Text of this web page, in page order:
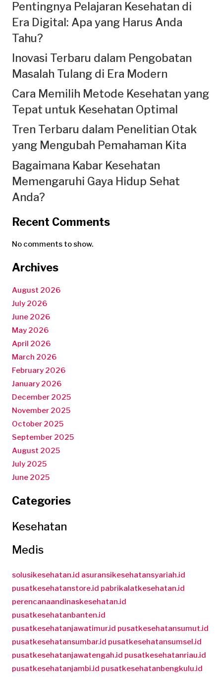
Pentingnya Pelajaran Kesehatan di
Era Digital: Apa yang Harus Anda
Tahu?
Inovasi Terbaru dalam Pengobatan
Masalah Tulang di Era Modern
Cara Memilih Metode Kesehatan yang
Tepat untuk Kesehatan Optimal
Tren Terbaru dalam Penelitian Otak
yang Mengubah Pemahaman Kita
Bagaimana Kabar Kesehatan
Memengaruhi Gaya Hidup Sehat
Anda?
Recent Comments
No comments to show.
Archives
August 2026
July 2026
June 2026
May 2026
April 2026
March 2026
February 2026
January 2026
December 2025
November 2025
October 2025
September 2025
August 2025
July 2025
June 2025
Categories
Kesehatan
Medis
solusikesehatan.id asuransikesehatansyariah.id
pusatkesehatanstore.id pabrikalatkesehatan.id
perencanaandinaskesehatan.id
pusatkesehatanbanten.id
pusatkesehatanjawatimur.id pusatkesehatansumut.id
pusatkesehatansumbar.id pusatkesehatansumsel.id
pusatkesehatanjawatengah.id pusatkesehatanriau.id
pusatkesehatanjambi.id pusatkesehatanbengkulu.id